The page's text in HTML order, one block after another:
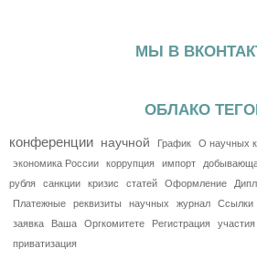
МЫ В
ОБЛАКО
конференции научной График О научных
экономика России
коррупция импорт
рубля
санкции кризис статей Оформление
Платежные
реквизиты научных журнал Ссылки
заявка
Ваша Оргкомитете Регистрация участия
приватизация